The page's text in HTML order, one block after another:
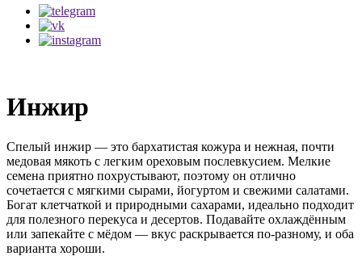
Инжир
Спелый инжир — это бархатистая кожура и нежная, почти
медовая мякоть с легким ореховым послевкусием. Мелкие
семена приятно похрустывают, поэтому он отлично
сочетается с мягкими сырами, йогуртом и свежими салатами.
Богат клетчаткой и природными сахарами, идеально подходит
для полезного перекуса и десертов. Подавайте охлаждённым
или запекайте с мёдом — вкус раскрывается по‑разному, и оба
варианта хороши.